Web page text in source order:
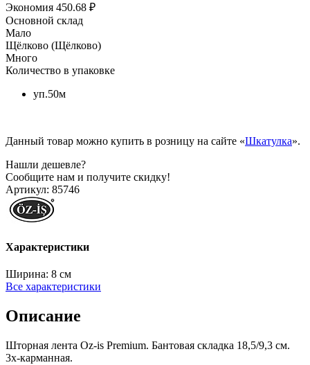
Экономия 450.68 ₽
Основной склад
Мало
Щёлково (Щёлково)
Много
Количество в упаковке
уп.50м
Данный товар можно купить в розницу на сайте «Шкатулка».
Нашли дешевле?
Сообщите нам и получите скидку!
Артикул: 85746
Характеристики
Ширина: 8 см
Все характеристики
Описание
Шторная лента Oz-is Premium. Бантовая складка 18,5/9,3 см.
3х-карманная.